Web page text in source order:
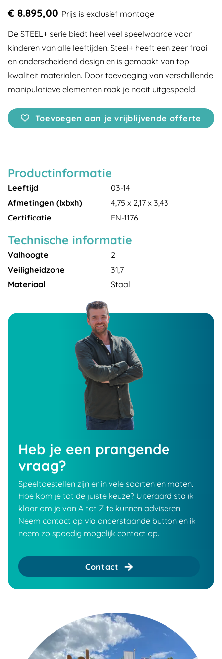
€ 8.895,00 Prijs is exclusief montage
De STEEL+ serie biedt heel veel speelwaarde voor
kinderen van alle leeftijden. Steel+ heeft een zeer fraai
en onderscheidend design en is gemaakt van top
kwaliteit materialen. Door toevoeging van verschillende
manipulatieve elementen raak je nooit uitgespeeld.
Toevoegen aan je vrijblijvende offerte
Productinformatie
Leeftijd
03-14
Afmetingen (lxbxh)
4,75 x 2,17 x 3,43
Certificatie
EN-1176
Technische informatie
Valhoogte
2
Veiligheidzone
31,7
Materiaal
Staal
Heb je een prangende
vraag?
Speeltoestellen zijn er in vele soorten en maten.
Hoe kom je tot de juiste keuze? Uiteraard sta ik
klaar om je van A tot Z te kunnen adviseren.
Neem contact op via onderstaande button en ik
neem zo spoedig mogelijk contact op.
Contact